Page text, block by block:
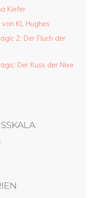
Kiefer
KL Hughes
2: Der Fluch der
Der Kuss der Nixe